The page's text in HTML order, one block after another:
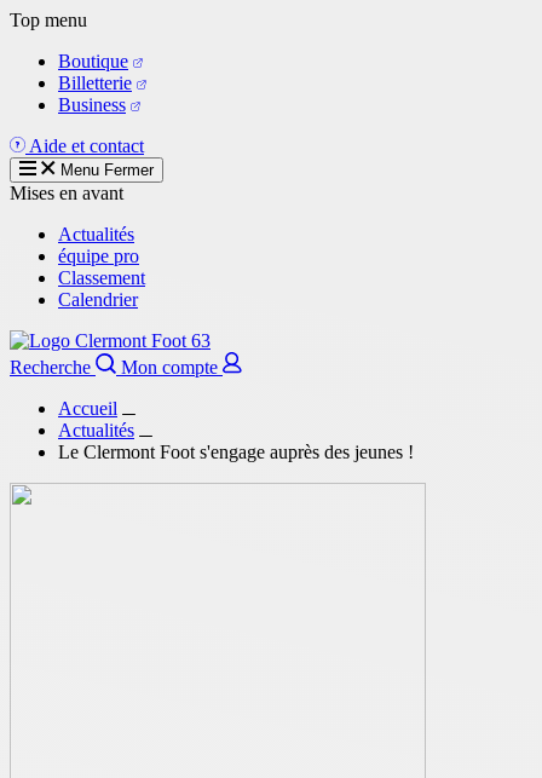
Aller
contenu
principal
Top menu
Boutique
Billetterie
Business
Aide et contact
Menu Fermer
Mises en avant
Actualités
équipe pro
Classement
Calendrier
Recherche
Mon compte
Accueil
Actualités
Le Clermont Foot s'engage auprès des jeunes !